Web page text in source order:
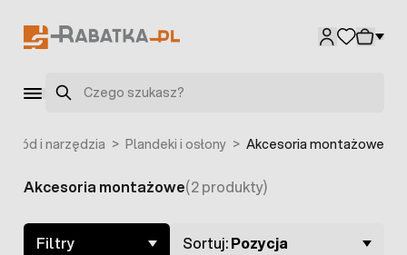
Szukaj
i narzędzia > Plandeki i osłony > Akcesoria montażowe
Skip to product list
Akcesoria montażowe(2 produkty)
Filtry Sortuj:Pozycja